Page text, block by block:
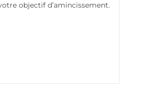
objectif d’amincissement.